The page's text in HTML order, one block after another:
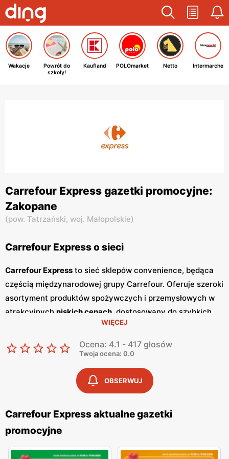
Wakacje
Powrót do
szkoły!
Kaufland POLOmarket Netto Intermarche
Carrefour Express gazetki promocyjne:
Zakopane
(pow. Tatrzański, woj. Małopolskie)
Carrefour Express o sieci
Carrefour Express to sieć sklepów convenience, będąca
częścią międzynarodowej grupy Carrefour. Oferuje szeroki
asortyment produktów spożywczych i przemysłowych w
atrakcyjnych niskich cenach , dostosowany do szybkich
zakupów codziennych. SklepyCarrefour Express
zlokalizowane w dogodnych miejscach, co sprawia, że są
łatwo dostępne dla szerokiego grona klientów. Jednym z
kluczowych elementów strategii marketingowej
są regularnie wydawanegazetki promocyjne
te prezentują najnowszepromocje
oferty oraz sezonowe wyprzedaże, dzięki czemu klienci
mogą planować swoje zakupy i korzystać z wyjątkowych
okazji cenowych. Są one dostępne zarówno w formie
papierowej w sklepach, jak i online, co umożliwia łatwy
WIĘCEJ
Ocena: 4.1 - 417 głosów
Twoja ocena: 0.0
OBSERWUJ
Carrefour Express aktualne gazetki
promocyjne